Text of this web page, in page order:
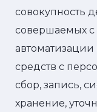
совокупность
совершаемых с
автоматизации
средств с
сбор, запись,
хранение,